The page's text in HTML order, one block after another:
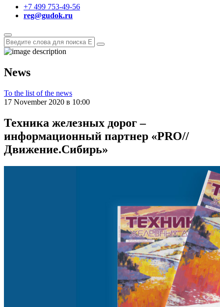
+7 499 753-49-56
reg@gudok.ru
News
To the list of the news
17 November 2020 в 10:00
Техника железных дорог –
информационный партнер «PRO//
Движение.Сибирь»